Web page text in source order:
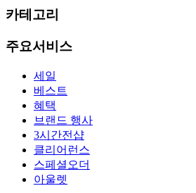
카테고리
주요서비스
세일
베스트
혜택
브랜드 행사
3시간전샵
클리어런스
스페셜오더
아울렛